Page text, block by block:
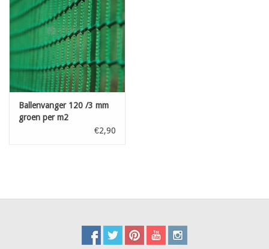
Kaart
Contact
Blog
Ballenvanger 120 /3 mm
groen per m2
€2,90